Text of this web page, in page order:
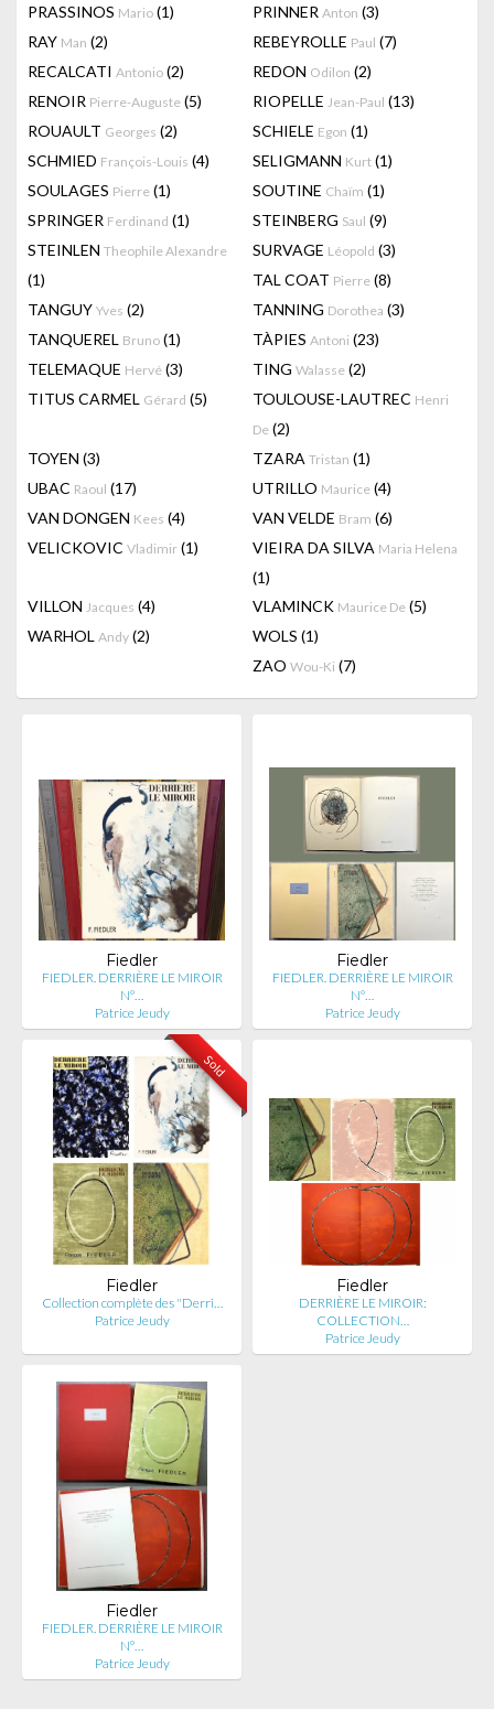
PRASSINOS Mario (1) PRINNER Anton (3)
RAY Man (2) REBEYROLLE Paul (7)
RECALCATI Antonio (2) REDON Odilon (2)
RENOIR Pierre-Auguste (5) RIOPELLE Jean-Paul (13)
ROUAULT Georges (2) SCHIELE Egon (1)
SCHMIED François-Louis (4) SELIGMANN Kurt (1)
SOULAGES Pierre (1) SOUTINE Chaïm (1)
SPRINGER Ferdinand (1) STEINBERG Saul (9)
STEINLEN Theophile Alexandre
(1)
SURVAGE Léopold (3)
TAL COAT Pierre (8)
TANGUY Yves (2) TANNING Dorothea (3)
TANQUEREL Bruno (1) TÀPIES Antoni (23)
TELEMAQUE Hervé (3) TING Walasse (2)
TITUS CARMEL Gérard (5) TOULOUSE-LAUTREC Henri
De (2)
TOYEN (3) TZARA Tristan (1)
UBAC Raoul (17) UTRILLO Maurice (4)
VAN DONGEN Kees (4) VAN VELDE Bram (6)
VELICKOVIC Vladimir (1) VIEIRA DA SILVA Maria Helena
(1)
VILLON Jacques (4) VLAMINCK Maurice De (5)
WARHOL Andy (2) WOLS (1)
ZAO Wou-Ki (7)
Fiedler
FIEDLER. DERRIÈRE LE MIROIR
N°…
Patrice Jeudy
Fiedler
FIEDLER. DERRIÈRE LE MIROIR
N°…
Patrice Jeudy
Sold
Fiedler
Collection complète des "Derri…
Patrice Jeudy
Fiedler
DERRIÈRE LE MIROIR:
COLLECTION…
Patrice Jeudy
Fiedler
FIEDLER. DERRIÈRE LE MIROIR
N°…
Patrice Jeudy